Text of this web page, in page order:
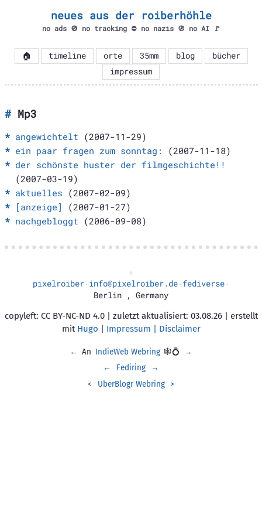
neues aus der roiberhöhle
no ads 🚫 no tracking ⛔ no nazis 🚯 no AI 🚩
🏠 timeline orte 35mm blog
bücher
impressum
Mp3
angewichtelt (2007-11-29)
ein paar fragen zum sonntag:
(2007-11-18)
der schönste huster der filmgeschichte!!
(2007-03-19)
aktuelles (2007-02-09)
[anzeige]
(2007-01-27)
nachgebloggt (2006-09-08)
pixelroiber· info@pixelroiber.de· fediverse·
Berlin , Germany
copyleft: CC BY-NC-ND 4.0 | zuletzt aktualisiert: 03.08.26 | erstellt
mit Hugo | Impressum | Disclaimer
← An IndieWeb Webring 🕸💍
→
←
Fediring
→
<
UberBlogr Webring >